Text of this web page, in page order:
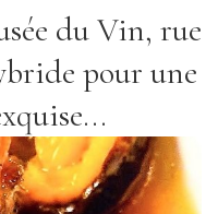
du Vin, rue
pour une